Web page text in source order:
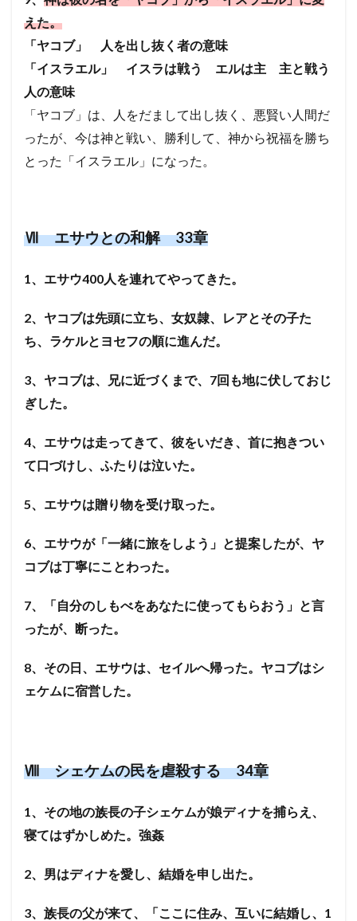
えた。
「ヤコブ」 人を出し抜く者の意味
「イスラエル」 イスラは戦う エルは主 主と戦う
人の意味
「ヤコブ」は、人をだまして出し抜く、悪賢い人間だ
ったが、今は神と戦い、勝利して、神から祝福を勝ち
とった「イスラエル」になった。
Ⅶ エサウとの和解 33章
1、エサウ400人を連れてやってきた。
2、ヤコブは先頭に立ち、女奴隷、レアとその子た
ち、ラケルとヨセフの順に進んだ。
3、ヤコブは、兄に近づくまで、7回も地に伏しておじ
ぎした。
4、エサウは走ってきて、彼をいだき、首に抱きつい
て口づけし、ふたりは泣いた。
5、エサウは贈り物を受け取った。
6、エサウが「一緒に旅をしよう」と提案したが、ヤ
コブは丁寧にことわった。
7、「自分のしもべをあなたに使ってもらおう」と言
ったが、断った。
8、その日、エサウは、セイルへ帰った。ヤコブはシ
ェケムに宿営した。
Ⅷ シェケムの民を虐殺する 34章
1、その地の族長の子シェケムが娘ディナを捕らえ、
寝てはずかしめた。強姦
2、男はディナを愛し、結婚を申し出た。
3、族長の父が来て、「ここに住み、互いに結婚し、1